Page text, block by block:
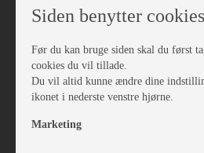
Siden benytter cookies
Før du kan bruge siden skal du først
cookies du vil tillade.
Du vil altid kunne ændre dine
ikonet i nederste venstre hjørne.
Marketing